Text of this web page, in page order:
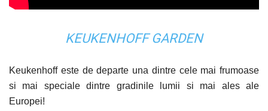
KEUKENHOFF GARDEN
Keukenhoff este de departe una dintre cele mai frumoase
si mai speciale dintre gradinile lumii si mai ales ale
Europei!